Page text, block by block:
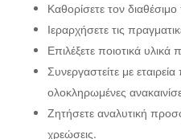
Καθορίσετε τον
Ιεραρχήσετε τις
Επιλέξετε ποιοτικά
Συνεργαστείτε με
ολοκληρωμένες
Ζητήσετε αναλυτική
χρεώσεις.